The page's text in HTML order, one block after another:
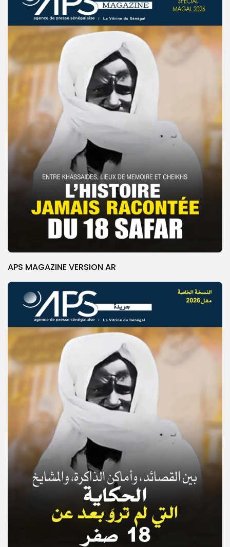
© Copyright 2025, APS
APS MAGAZINE VERSION AR